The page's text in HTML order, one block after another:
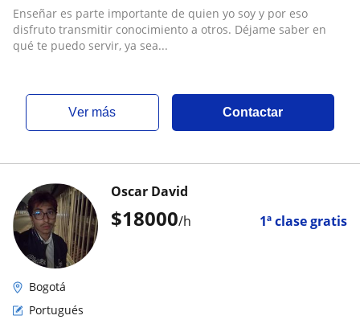
Enseñar es parte importante de quien yo soy y por eso
disfruto transmitir conocimiento a otros. Déjame saber en
qué te puedo servir, ya sea...
ver más Contactar
$18000/h 1ª clase gratis
Oscar David
Bogotá
Portugués